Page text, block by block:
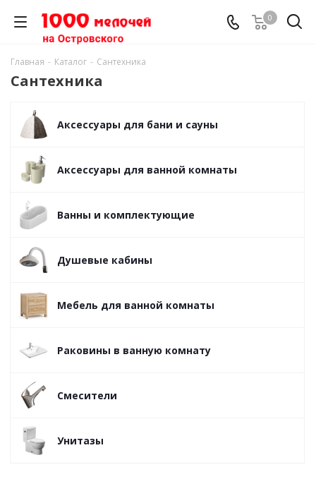
0
Главная - Каталог - Сантехника
Сантехника
Аксессуары для бани и сауны
Аксессуары для ванной комнаты
Ванны и комплектующие
Душевые кабины
Мебель для ванной комнаты
Раковины в ванную комнату
Смесители
Унитазы